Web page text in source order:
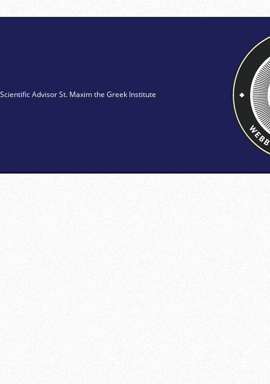
Scientific Advisor St. Maxim the Greek Institute